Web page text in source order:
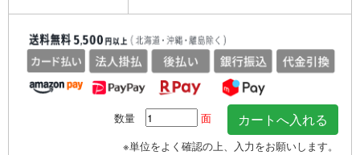
数量
面
※単位をよく確認の上、入力をお願いします。